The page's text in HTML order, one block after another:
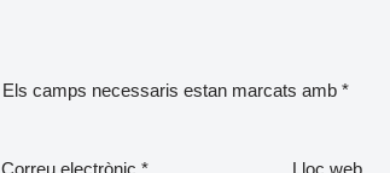
Els camps necessaris estan marcats amb *
Correu electrònic * Lloc web